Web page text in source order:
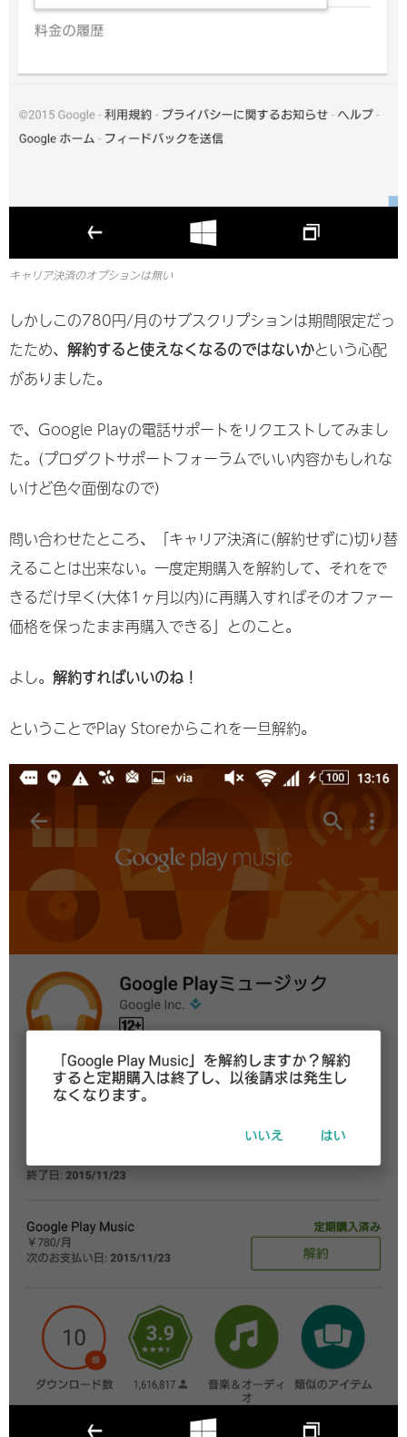
キャリア決済のオプションは無い
しかしこの780円/月のサブスクリプションは期間限定だっ
たため、 解約すると使えなくなるのではないかという心配
がありました。
で、Google Playの電話サポートをリクエストしてみまし
た。(プロダクトサポートフォーラムでいい内容かもしれな
いけど色々面倒なので)
問い合わせたところ、「キャリア決済に(解約せずに)切り替
えることは出来ない。一度定期購入を解約して、それをで
きるだけ早く(大体1ヶ月以内)に再購入すればそのオファー
価格を保ったまま再購入できる」とのこと。
よし。 解約すればいいのね！
ということでPlay Storeからこれを一旦解約。